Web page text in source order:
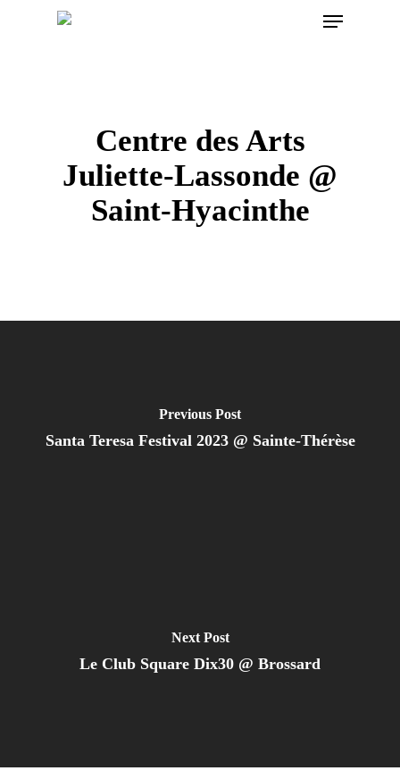
Menu
Centre des Arts
Juliette-Lassonde @
Saint-Hyacinthe
Previous Post
Santa Teresa Festival 2023 @ Sainte-Thérèse
Next Post
Le Club Square Dix30 @ Brossard